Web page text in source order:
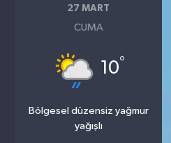
27 MART
CUMA
10°
Bölgesel düzensiz yağmur
yağışlı